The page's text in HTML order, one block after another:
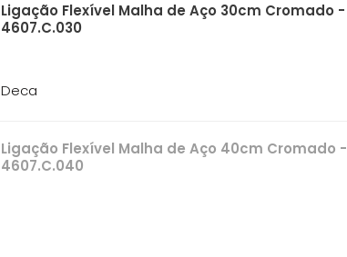
Ligação Flexível Malha de Aço 30cm Cromado -
4607.C.030
Deca
Ligação Flexível Malha de Aço 40cm Cromado -
4607.C.040